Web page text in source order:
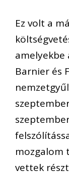
Ez volt a
amelyekbe
Barnier és
mozgalom
vettek